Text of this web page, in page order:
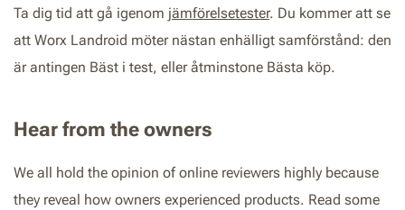
Ta dig tid att gå igenom jämförelsetester. Du kommer att se
att Worx Landroid möter nästan enhälligt samförstånd: den
är antingen Bäst i test, eller åtminstone Bästa köp.
Hear from the owners
We all hold the opinion of online reviewers highly because
they reveal how owners experienced products. Read some